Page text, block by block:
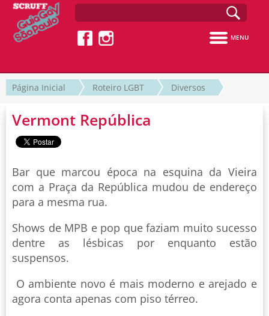
MENU
Página Inicial Roteiro LGBT Diversos
Vermont República
Bar que marcou época na esquina da Vieira
com a Praça da República mudou de endereço
para a mesma rua.
Shows de MPB e pop que faziam muito sucesso
dentre as lésbicas por enquanto estão
suspensos.
O ambiente novo é mais moderno e arejado e
agora conta apenas com piso térreo.